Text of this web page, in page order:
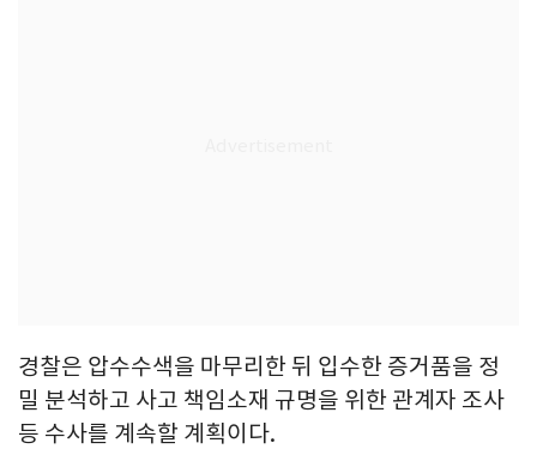
경찰은 압수수색을 마무리한 뒤 입수한 증거품을 정
밀 분석하고 사고 책임소재 규명을 위한 관계자 조사
등 수사를 계속할 계획이다.